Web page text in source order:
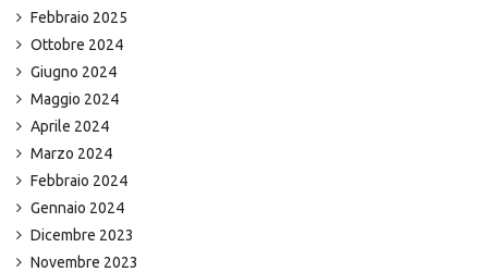
Febbraio 2025
Ottobre 2024
Giugno 2024
Maggio 2024
Aprile 2024
Marzo 2024
Febbraio 2024
Gennaio 2024
Dicembre 2023
Novembre 2023